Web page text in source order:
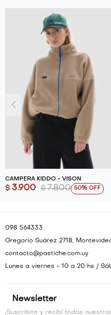
CAMPERA KIDDO - VISON
$ 3.900 $ 7.800 50
Newsletter
¡Suscribite y recibí todas
098 564333
Gregorio Suárez 2718,
contacto@pastiche.com.uy
Lunes a viernes - 10 a 20 hs /